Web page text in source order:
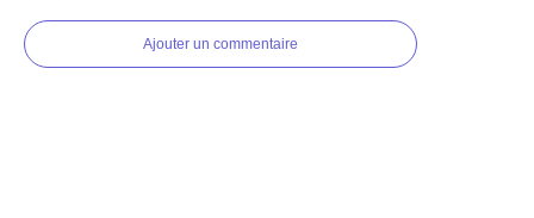
Ajouter un commentaire